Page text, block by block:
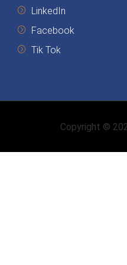
LinkedIn
Facebook
Tik Tok
Copyright ©